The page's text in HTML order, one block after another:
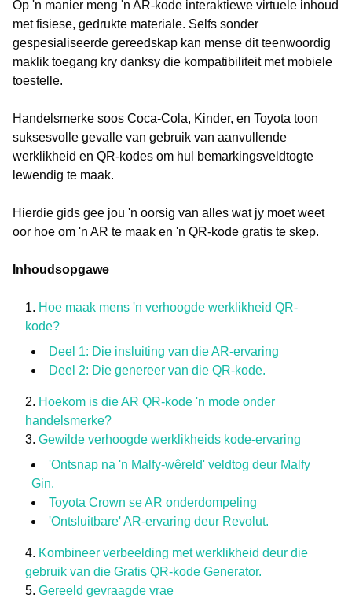
Op 'n manier meng 'n AR-kode interaktiewe virtuele inhoud
met fisiese, gedrukte materiale. Selfs sonder
gespesialiseerde gereedskap kan mense dit teenwoordig
maklik toegang kry danksy die kompatibiliteit met mobiele
toestelle.
Handelsmerke soos Coca-Cola, Kinder, en Toyota toon
suksesvolle gevalle van gebruik van aanvullende
werklikheid en QR-kodes om hul bemarkingsveldtogte
lewendig te maak.
Hierdie gids gee jou 'n oorsig van alles wat jy moet weet
oor hoe om 'n AR te maak en 'n QR-kode gratis te skep.
Inhoudsopgawe
Hoe maak mens 'n verhoogde werklikheid QR-
kode?
Deel 1: Die insluiting van die AR-ervaring
Deel 2: Die genereer van die QR-kode.
Hoekom is die AR QR-kode 'n mode onder
handelsmerke?
Gewilde verhoogde werklikheids kode-ervaring
'Ontsnap na 'n Malfy-wêreld' veldtog deur Malfy
Gin.
Toyota Crown se AR onderdompeling
'Ontsluitbare' AR-ervaring deur Revolut.
Kombineer verbeelding met werklikheid deur die
gebruik van die Gratis QR-kode Generator.
Gereeld gevraagde vrae